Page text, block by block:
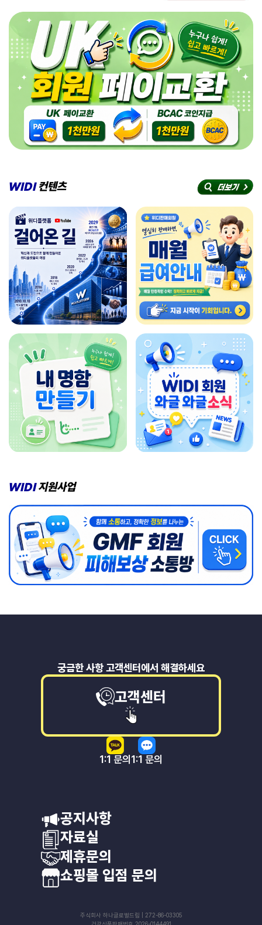
WIDI컨텐츠
WIDI지원사업
궁금한 사항 고객센터에서 해결하세요
고객센터
1:1 문의1:1 문의
공지사항
자료실
제휴문의
쇼핑몰 입점 문의
주식회사 하나글로벌드림 | 272-86-03305